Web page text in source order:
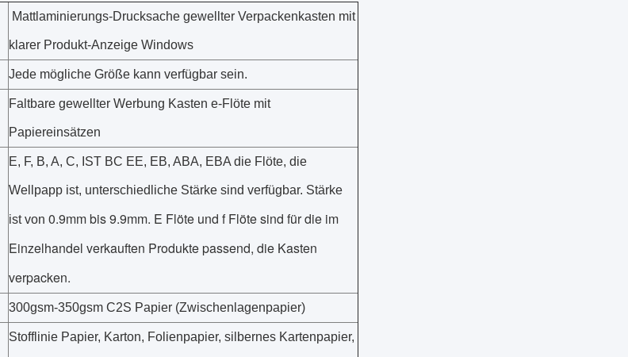
Mattlaminierungs-Drucksache gewellter Verpackenkasten mit
klarer Produkt-Anzeige Windows
Jede mögliche Größe kann verfügbar sein.
Faltbare gewellter Werbung Kasten e-Flöte mit
Papiereinsätzen
E, F, B, A, C, IST BC EE, EB, ABA, EBA die Flöte, die
Wellpapp ist, unterschiedliche Stärke sind verfügbar. Stärke
ist von 0.9mm bis 9.9mm. E Flöte und f Flöte sind für die im
Einzelhandel verkauften Produkte passend, die Kasten
verpacken.
300gsm-350gsm C2S Papier (Zwischenlagenpapier)
Stofflinie Papier, Karton, Folienpapier, silbernes Kartenpapier,